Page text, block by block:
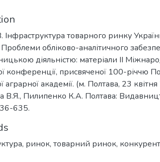
товарного ринку
обліково-аналітичного
діяльністю: матеріали ІІ
конференції, присвяченої 100-річчю
аграрної академії. (м. Полтава, 23
В.Я., Пилипенко К.А. Полтава:
635.
, ринок, товарний ринок,